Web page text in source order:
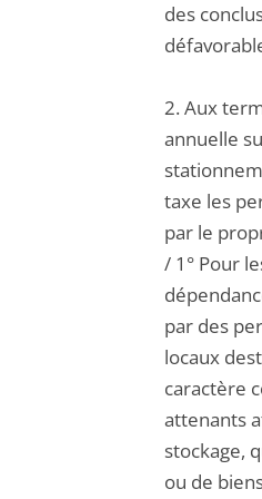
des
2. Aux
annuelle
taxe les
par le
/ 1° Pour
par des
locaux
caractère
attenants
stockage,
ou de